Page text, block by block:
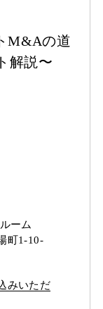
M&Aの道
解説〜
ーム
町1-10-
みいただ